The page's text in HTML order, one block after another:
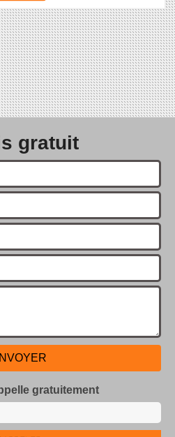
gratuit
gratuitement